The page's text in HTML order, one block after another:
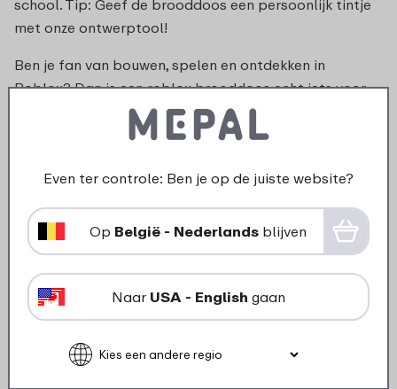
school. Tip: Geef de brooddoos een persoonlijk tintje
met onze ontwerptool!
Ben je fan van bouwen, spelen en ontdekken in
Roblox? Dan is een roblox brooddoos echt iets voor
jou. Zo neem je jouw favoriete gamewereld gewoon
Drinkbeker met gaming design
– Voor dorstige gamers
Heb je even je handen vrij tijdens het gamen? Pak dan
onze bijpassende gaming drinkbeker- en (water)fles
erbij! De
lekvrij drinkfles voor je kindis makkelijk in
gebruik. Zo blijven je controller en schoolspullen altijd
Even ter controle: Ben je op de juiste website?
Op België - Nederlands blijven
Naar USA - English gaan